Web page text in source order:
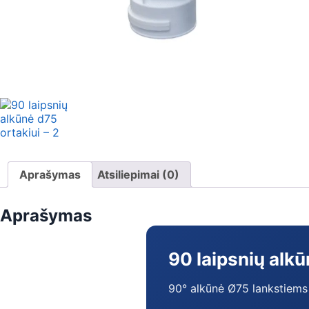
Aprašymas Atsiliepimai (0)
Aprašymas
90 laipsnių
90° alkūnė Ø75